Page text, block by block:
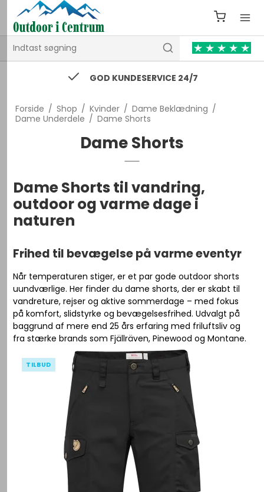
GOD KUNDESERVICE 24/7
Forside / Shop / Kvinder / Dame Beklædning /
Dame Underdele / Dame Shorts
Dame Shorts
Dame Shorts til vandring,
outdoor og varme dage i
naturen
Frihed til bevægelse på varme eventyr
Når temperaturen stiger, er et par gode outdoor shorts
uundværlige. Her finder du dame shorts, der er skabt til
vandreture, rejser og aktive sommerdage – med fokus
på komfort, slidstyrke og bevægelsesfrihed. Udvalgt på
baggrund af mere end 25 års erfaring med friluftsliv og
fra stærke brands som Fjällräven, Pinewood og Montane.
TILBUD